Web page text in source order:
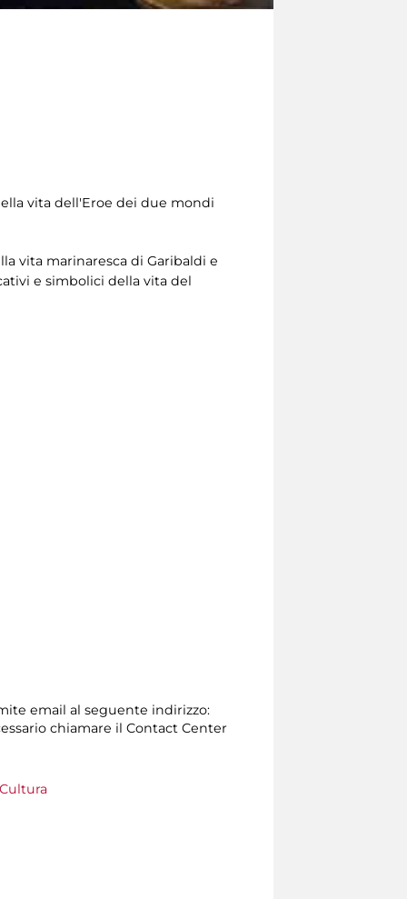
vita dell'Eroe dei due mondi
vita marinaresca di Garibaldi e
e simbolici della vita del
email al seguente indirizzo:
chiamare il Contact Center